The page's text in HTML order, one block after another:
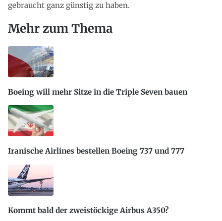
gebraucht ganz günstig zu haben.
Mehr zum Thema
Boeing will mehr Sitze in die Triple Seven bauen
Iranische Airlines bestellen Boeing 737 und 777
Kommt bald der zweistöckige Airbus A350?